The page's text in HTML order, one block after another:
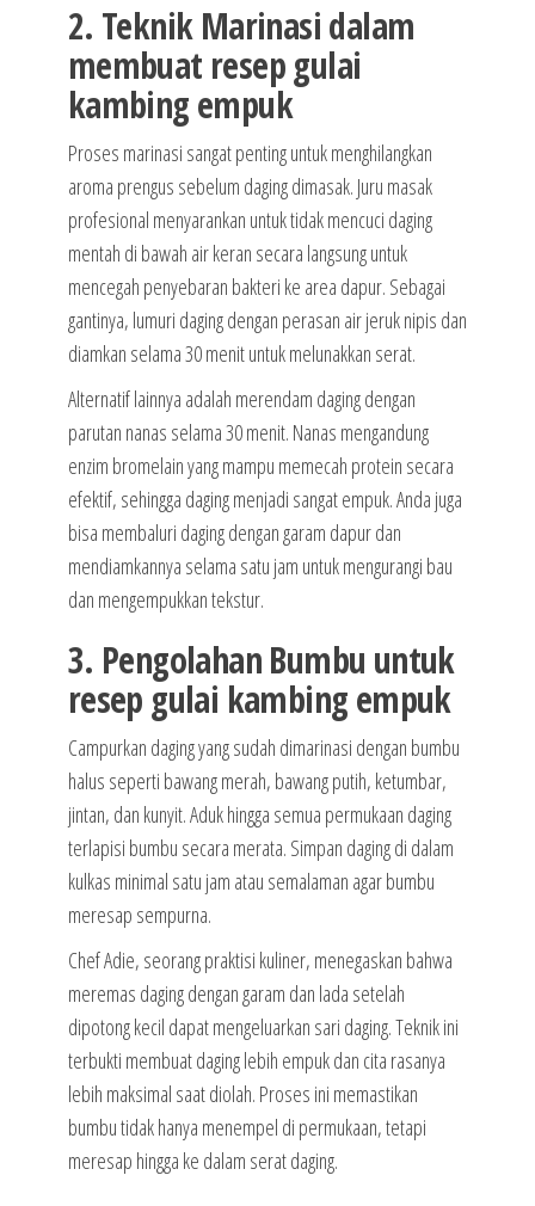
2. Teknik Marinasi dalam
membuat resep gulai
kambing empuk
Proses marinasi sangat penting untuk menghilangkan
aroma prengus sebelum daging dimasak. Juru masak
profesional menyarankan untuk tidak mencuci daging
mentah di bawah air keran secara langsung untuk
mencegah penyebaran bakteri ke area dapur. Sebagai
gantinya, lumuri daging dengan perasan air jeruk nipis dan
diamkan selama 30 menit untuk melunakkan serat.
Alternatif lainnya adalah merendam daging dengan
parutan nanas selama 30 menit. Nanas mengandung
enzim bromelain yang mampu memecah protein secara
efektif, sehingga daging menjadi sangat empuk. Anda juga
bisa membaluri daging dengan garam dapur dan
mendiamkannya selama satu jam untuk mengurangi bau
dan mengempukkan tekstur.
3. Pengolahan Bumbu untuk
resep gulai kambing empuk
Campurkan daging yang sudah dimarinasi dengan bumbu
halus seperti bawang merah, bawang putih, ketumbar,
jintan, dan kunyit. Aduk hingga semua permukaan daging
terlapisi bumbu secara merata. Simpan daging di dalam
kulkas minimal satu jam atau semalaman agar bumbu
meresap sempurna.
Chef Adie, seorang praktisi kuliner, menegaskan bahwa
meremas daging dengan garam dan lada setelah
dipotong kecil dapat mengeluarkan sari daging. Teknik ini
terbukti membuat daging lebih empuk dan cita rasanya
lebih maksimal saat diolah. Proses ini memastikan
bumbu tidak hanya menempel di permukaan, tetapi
meresap hingga ke dalam serat daging.